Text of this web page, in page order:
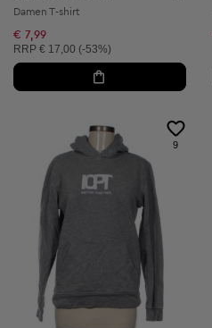
Damen T-shirt
€ 7,99
Unverbindliche Preisempfehlung:
RRP € 17,00 (-53%)
9